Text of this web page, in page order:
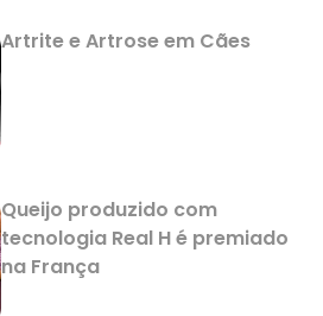
Artrite e Artrose em Cães
Queijo produzido com
tecnologia Real H é premiado
na França